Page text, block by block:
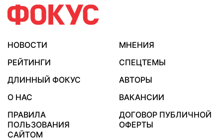
НОВОСТИ
МНЕНИЯ
РЕЙТИНГИ
СПЕЦТЕМЫ
ДЛИННЫЙ ФОКУС
АВТОРЫ
О НАС
ВАКАНСИИ
ПРАВИЛА
ПОЛЬЗОВАНИЯ
САЙТОМ
ДОГОВОР ПУБЛИЧНОЙ
ОФЕРТЫ